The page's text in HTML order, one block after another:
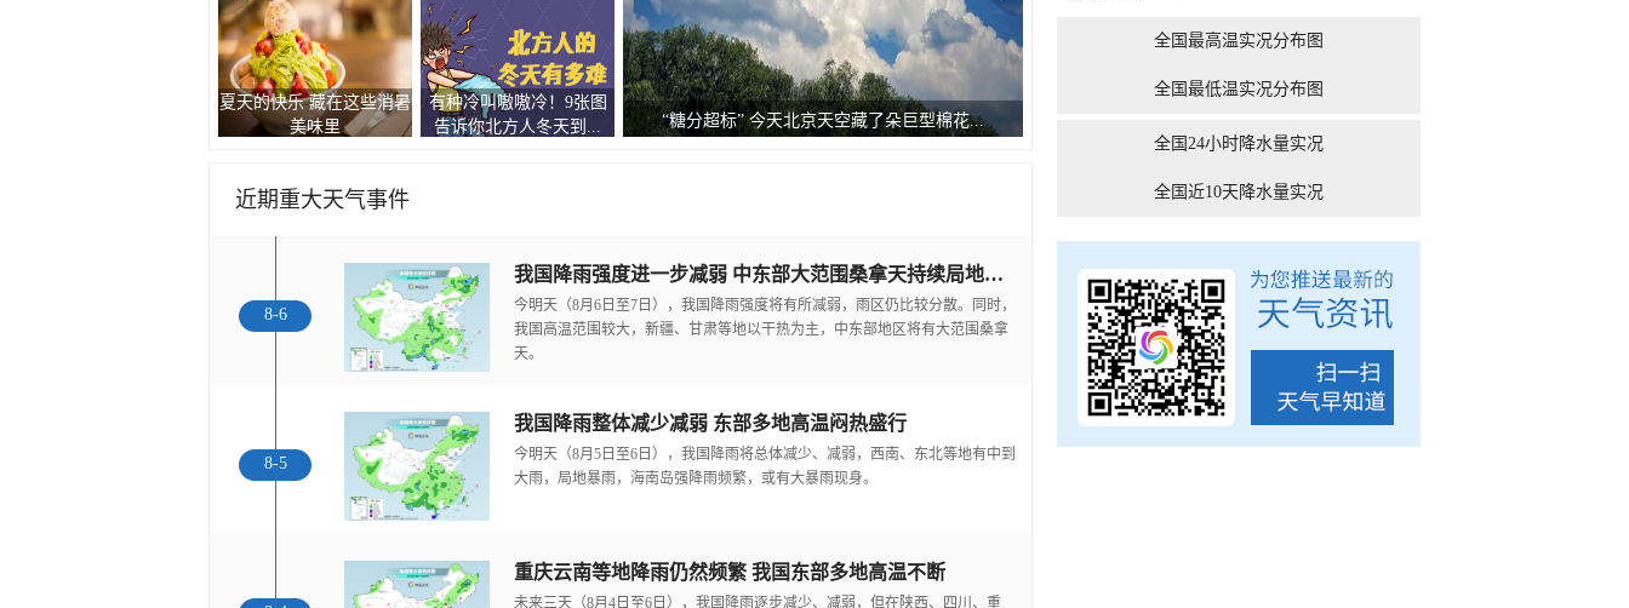
夏天的快乐 藏在这些消暑
美味里
有种冷叫嗷嗷冷！9张图
告诉你北方人冬天到...
“糖分超标” 今天北京天空藏了朵巨型棉花...
广西南宁：盛夏里的“绿野
被湿冷支配的恐惧！9张
近期重大天气事件
8-6
我国降雨强度进一步减弱 中东部大范围桑拿天持续局地可超38℃
今明天（8月6日至7日），我国降雨强度将有所减弱，雨区仍比较分散。同时，
我国高温范围较大，新疆、甘肃等地以干热为主，中东部地区将有大范围桑拿
天。
8-5
我国降雨整体减少减弱 东部多地高温闷热盛行
今明天（8月5日至6日），我国降雨将总体减少、减弱，西南、东北等地有中到
大雨，局地暴雨，海南岛强降雨频繁，或有大暴雨现身。
重庆云南等地降雨仍然频繁 我国东部多地高温不断
未来三天（8月4日至6日），我国降雨逐步减少、减弱，但在陕西、四川、重
全国最高温实况分布图
全国最低温实况分布图
全国24小时降水量实况
全国近10天降水量实况